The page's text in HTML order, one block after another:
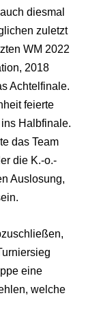
diesmal
zuletzt
WM 2022
2018
Achtelfinale.
feierte
Halbfinale.
das Team
die K.-o.-
Auslosung,
eine
welche